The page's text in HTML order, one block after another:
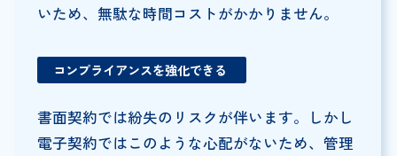
いため、無駄な時間コストがかかりません。
コンプライアンスを強化できる
書面契約では紛失のリスクが伴います。しかし
電子契約ではこのような心配がないため、管理